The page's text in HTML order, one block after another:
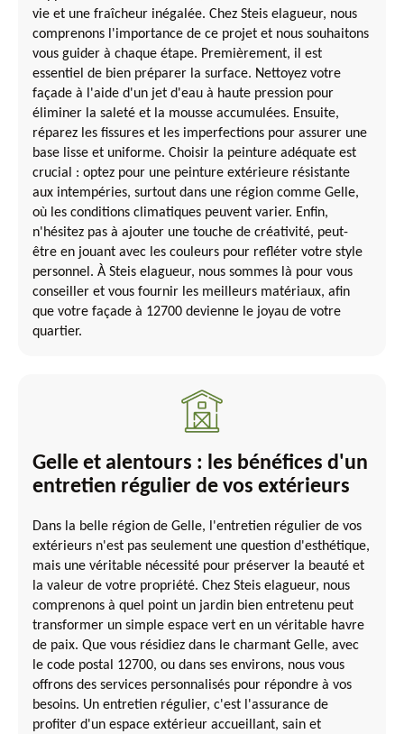
vie et une fraîcheur inégalée. Chez Steis elagueur, nous
comprenons l'importance de ce projet et nous souhaitons
vous guider à chaque étape. Premièrement, il est
essentiel de bien préparer la surface. Nettoyez votre
façade à l'aide d'un jet d'eau à haute pression pour
éliminer la saleté et la mousse accumulées. Ensuite,
réparez les fissures et les imperfections pour assurer une
base lisse et uniforme. Choisir la peinture adéquate est
crucial : optez pour une peinture extérieure résistante
aux intempéries, surtout dans une région comme Gelle,
où les conditions climatiques peuvent varier. Enfin,
n'hésitez pas à ajouter une touche de créativité, peut-
être en jouant avec les couleurs pour refléter votre style
personnel. À Steis elagueur, nous sommes là pour vous
conseiller et vous fournir les meilleurs matériaux, afin
que votre façade à 12700 devienne le joyau de votre
quartier.
Gelle et alentours : les bénéfices d'un
entretien régulier de vos extérieurs
Dans la belle région de Gelle, l'entretien régulier de vos
extérieurs n'est pas seulement une question d'esthétique,
mais une véritable nécessité pour préserver la beauté et
la valeur de votre propriété. Chez Steis elagueur, nous
comprenons à quel point un jardin bien entretenu peut
transformer un simple espace vert en un véritable havre
de paix. Que vous résidiez dans le charmant Gelle, avec
le code postal 12700, ou dans ses environs, nous vous
offrons des services personnalisés pour répondre à vos
besoins. Un entretien régulier, c'est l'assurance de
profiter d'un espace extérieur accueillant, sain et